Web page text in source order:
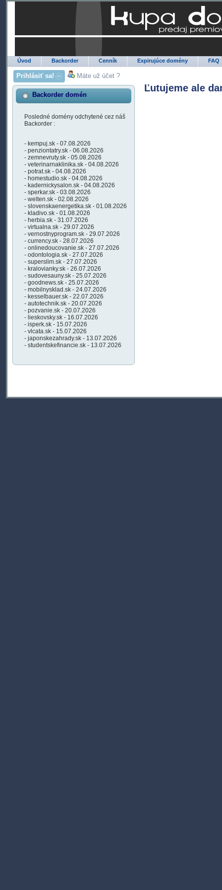
Úvod Backorder Cenník Expirujúce domény FAQ
Prihlásiť sa! Máte už účet ?
Backorder domén
Posledné domény odchytené cez náš
Backorder :
- kempuj.sk - 07.08.2026
- penziontatry.sk - 06.08.2026
- zemnevruty.sk - 05.08.2026
- veterinarnaklinika.sk - 04.08.2026
- potrat.sk - 04.08.2026
- homestudio.sk - 04.08.2026
- kadernickysalon.sk - 04.08.2026
- sperkar.sk - 03.08.2026
- welten.sk - 02.08.2026
- slovenskaenergetika.sk - 01.08.2026
- kladivo.sk - 01.08.2026
- herbia.sk - 31.07.2026
- virtualna.sk - 29.07.2026
- vernostnyprogram.sk - 29.07.2026
- currency.sk - 28.07.2026
- onlinedoucovanie.sk - 27.07.2026
- odontologia.sk - 27.07.2026
- superslim.sk - 27.07.2026
- kralovianky.sk - 26.07.2026
- sudovesauny.sk - 25.07.2026
- goodnews.sk - 25.07.2026
- mobilnysklad.sk - 24.07.2026
- kesselbauer.sk - 22.07.2026
- autotechnik.sk - 20.07.2026
- pozvanie.sk - 20.07.2026
- lieskovsky.sk - 16.07.2026
- isperk.sk - 15.07.2026
- vlcata.sk - 15.07.2026
- japonskezahrady.sk - 13.07.2026
- studentskefinancie.sk - 13.07.2026
Ľutujeme ale